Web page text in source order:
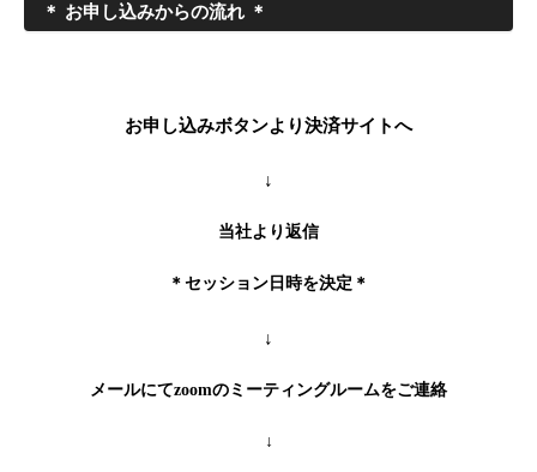
＊ お申し込みからの流れ ＊
お申し込みボタンより決済サイトへ
↓
当社より返信
＊セッション日時を決定＊
↓
メールにてzoomのミーティングルームをご連絡
↓